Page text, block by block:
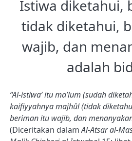
Istiwa diketahui,
tidak diketahui,
wajib, dan
adalah
“Al-istiwa’ itu ma’lum (sudah
kaifiyyahnya majhûl (tidak
beriman itu wajib, dan
(Diceritakan dalamAl-Atsar al-